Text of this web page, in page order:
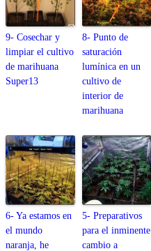
9- Cosechar y
limpiar el cultivo
de marihuana
Super13
8- Punto de
saturación
lumínica en un
cultivo de
interior de
marihuana
6- Ya estamos en
el mundo
naranja, he
5- Preparativos
para el inminente
cambio a